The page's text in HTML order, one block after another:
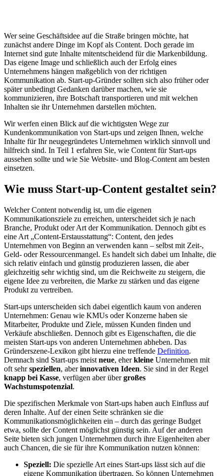
Wer seine Geschäftsidee auf die Straße bringen möchte, hat
zunächst andere Dinge im Kopf als Content. Doch gerade im
Internet sind gute Inhalte mitentscheidend für die Markenbildung.
Das eigene Image und schließlich auch der Erfolg eines
Unternehmens hängen maßgeblich von der richtigen
Kommunikation ab. Start-up-Gründer sollten sich also früher oder
später unbedingt Gedanken darüber machen, wie sie
kommunizieren, ihre Botschaft transportieren und mit welchen
Inhalten sie ihr Unternehmen darstellen möchten.
Wir werfen einen Blick auf die wichtigsten Wege zur
Kundenkommunikation von Start-ups und zeigen Ihnen, welche
Inhalte für Ihr neugegründetes Unternehmen wirklich sinnvoll und
hilfreich sind. In Teil 1 erfahren Sie, wie Content für Start-ups
aussehen sollte und wie Sie Website- und Blog-Content am besten
einsetzen.
Wie muss Start-up-Content gestaltet sein?
Welcher Content notwendig ist, um die eigenen
Kommunikationsziele zu erreichen, unterscheidet sich je nach
Branche, Produkt oder Art der Kommunikation. Dennoch gibt es
eine Art „Content-Erstausstattung“: Content, den jedes
Unternehmen von Beginn an verwenden kann – selbst mit Zeit-,
Geld- oder Ressourcenmangel. Es handelt sich dabei um Inhalte, die
sich relativ einfach und günstig produzieren lassen, die aber
gleichzeitig sehr wichtig sind, um die Reichweite zu steigern, die
eigene Idee zu verbreiten, die Marke zu stärken und das eigene
Produkt zu vertreiben.
Start-ups unterscheiden sich dabei eigentlich kaum von anderen
Unternehmen: Genau wie KMUs oder Konzerne haben sie
Mitarbeiter, Produkte und Ziele, müssen Kunden finden und
Verkäufe abschließen. Dennoch gibt es Eigenschaften, die die
meisten Start-ups von anderen Unternehmen abheben. Das
Gründerszene-Lexikon gibt hierzu eine treffende Definition.
Demnach sind Start-ups meist neue, eherkleine Unternehmen mit
oft sehrspeziellen, aberinnovativen Ideen. Sie sind in der Regel
knapp bei Kasse, verfügen aber übergroßes
Wachstumspotenzial.
Die spezifischen Merkmale von Start-ups haben auch Einfluss auf
deren Inhalte. Auf der einen Seite schränken sie die
Kommunikationsmöglichkeiten ein – durch das geringe Budget
etwa, sollte der Content möglichst günstig sein. Auf der anderen
Seite bieten sich jungen Unternehmen durch ihre Eigenheiten aber
auch Chancen, die sie für ihre Kommunikation nutzen können:
Speziell: Die spezielle Art eines Start-ups lässt sich auf die
eigene Kommunikation übertragen. So können Unternehmen